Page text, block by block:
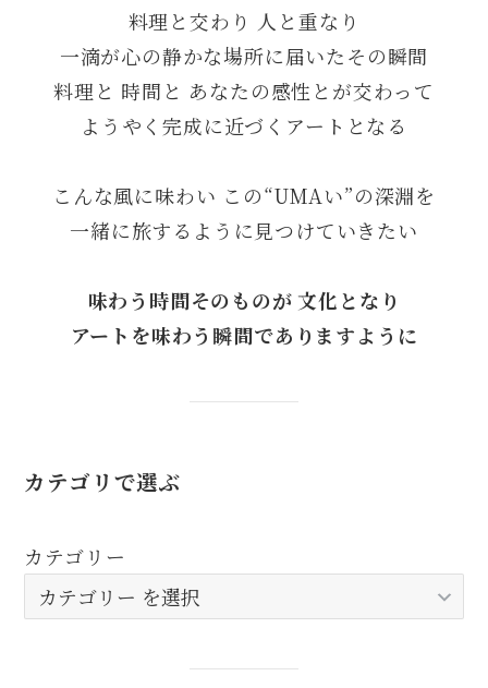
料理と交わり 人と重なり
一滴が心の静かな場所に届いたその瞬間
料理と 時間と あなたの感性とが交わって
ようやく完成に近づくアートとなる
こんな風に味わい この“UMAい”の深淵を
一緒に旅するように見つけていきたい
味わう時間そのものが 文化となり
アートを味わう瞬間でありますように
カテゴリで選ぶ
カテゴリー